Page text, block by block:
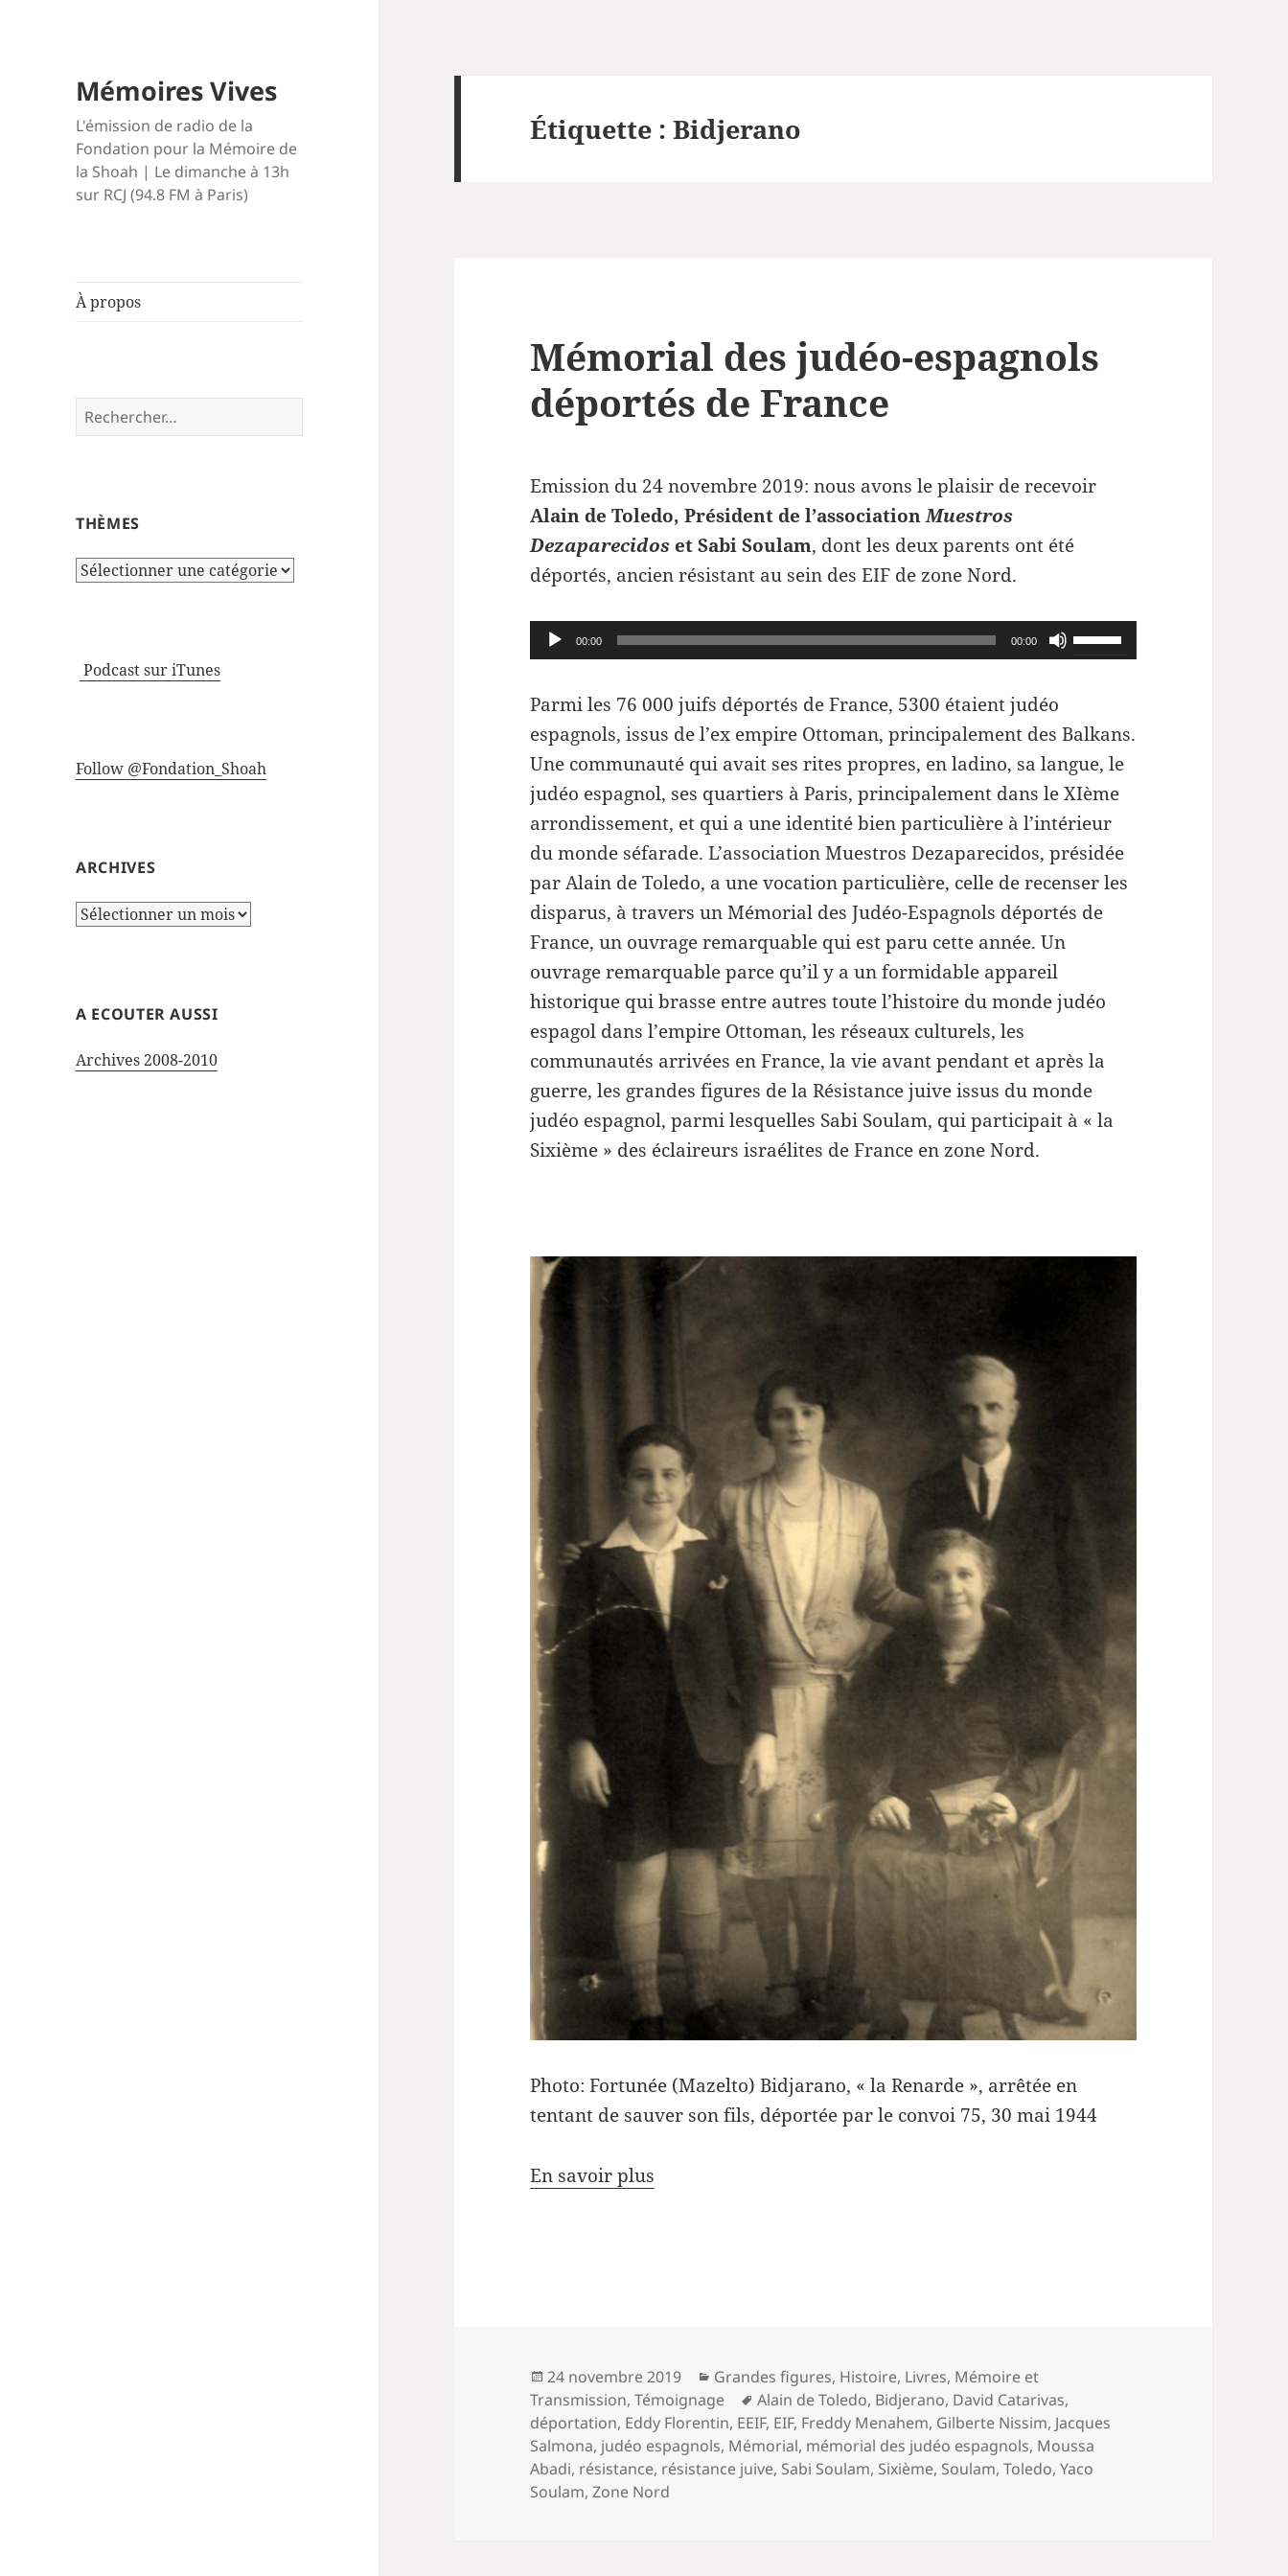
Mémoires Vives
L'émission de radio de la
Fondation pour la Mémoire de
la Shoah | Le dimanche à 13h
sur RCJ (94.8 FM à Paris)
À propos
Rechercher :
THÈMES
Thèmes
Podcast sur iTunes
Follow @Fondation_Shoah
ARCHIVES
Archives
A ECOUTER AUSSI
Archives 2008-2010
Étiquette :Bidjerano
Mémorial des judéo-espagnols
déportés de France
Emission du 24 novembre 2019: nous avons le plaisir de recevoir
Alain de Toledo, Président de l’associationMuestros
Dezaparecidos et Sabi Soulam, dont les deux parents ont été
déportés, ancien résistant au sein des EIF de zone Nord.
Lecteur
audio
00:00 00:00
Utilisez
les
haut/bas
pour
augmenter
ou
diminuer
volume.
Parmi les 76 000 juifs déportés de France, 5300 étaient judéo
espagnols, issus de l’ex empire Ottoman, principalement des Balkans.
Une communauté qui avait ses rites propres, en ladino, sa langue, le
judéo espagnol, ses quartiers à Paris, principalement dans le XIème
arrondissement, et qui a une identité bien particulière à l’intérieur
du monde séfarade. L’association Muestros Dezaparecidos, présidée
par Alain de Toledo, a une vocation particulière, celle de recenser les
disparus, à travers un Mémorial des Judéo-Espagnols déportés de
France, un ouvrage remarquable qui est paru cette année. Un
ouvrage remarquable parce qu’il y a un formidable appareil
historique qui brasse entre autres toute l’histoire du monde judéo
espagol dans l’empire Ottoman, les réseaux culturels, les
communautés arrivées en France, la vie avant pendant et après la
guerre, les grandes figures de la Résistance juive issus du monde
judéo espagnol, parmi lesquelles Sabi Soulam, qui participait à « la
Sixième » des éclaireurs israélites de France en zone Nord.
Photo: Fortunée (Mazelto) Bidjarano, « la Renarde », arrêtée en
tentant de sauver son fils, déportée par le convoi 75, 30 mai 1944
En savoir plus
Publié
le
24 novembre 2019 Catégories
Grandes figures, Histoire, Livres, Mémoire et
Transmission,Témoignage
Mots-
clés
Alain de Toledo, Bidjerano, David Catarivas,
déportation, Eddy Florentin, EEIF, EIF, Freddy Menahem, Gilberte Nissim, Jacques
Salmona, judéo espagnols, Mémorial, mémorial des judéo espagnols, Moussa
Abadi, résistance, résistance juive, Sabi Soulam, Sixième, Soulam,Toledo,Yaco
Soulam,Zone Nord